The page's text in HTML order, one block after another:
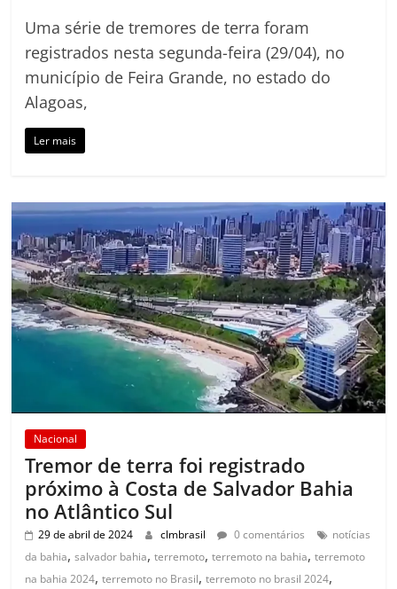
Uma série de tremores de terra foram
registrados nesta segunda-feira (29/04), no
município de Feira Grande, no estado do
Alagoas,
Ler mais
Nacional
Tremor de terra foi registrado
próximo à Costa de Salvador Bahia
no Atlântico Sul
29 de abril de 2024 clmbrasil 0 comentários
notícias
da bahia,salvador bahia,terremoto,terremoto na bahia,terremoto
na bahia 2024,terremoto no Brasil,terremoto no brasil 2024,